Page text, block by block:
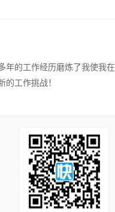
年的工作经历磨炼了我使我在
工作挑战！